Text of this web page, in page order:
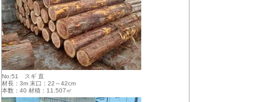
No:51 スギ 直
材長：3m 末口：22～42cm
本数：40 材積：11.507㎥